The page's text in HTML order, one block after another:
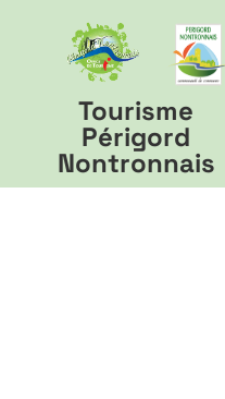
Tourisme
Périgord
Nontronnais